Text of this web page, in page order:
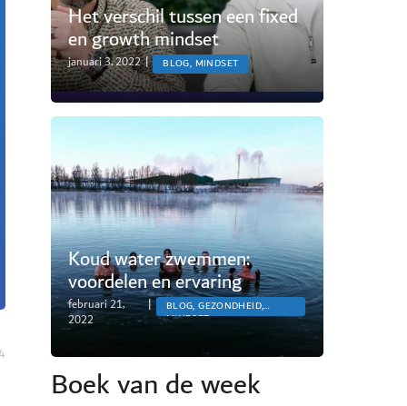
Het verschil tussen een fixed
en growth mindset
januari 3, 2022 | BLOG, MINDSET
Koud water zwemmen:
voordelen en ervaring
februari 21,
2022
| BLOG, GEZONDHEID,
MINDSET
Boek van de week